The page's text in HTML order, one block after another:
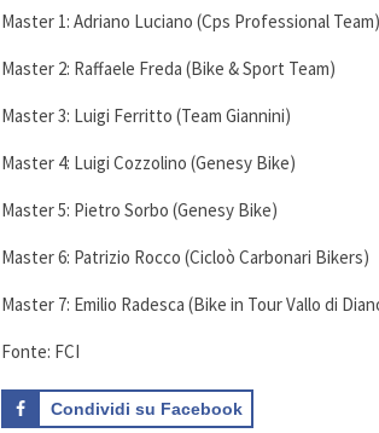
Master 1: Adriano Luciano (Cps Professional Team)
Master 2: Raffaele Freda (Bike & Sport Team)
Master 3: Luigi Ferritto (Team Giannini)
Master 4: Luigi Cozzolino (Genesy Bike)
Master 5: Pietro Sorbo (Genesy Bike)
Master 6: Patrizio Rocco (Cicloò Carbonari Bikers)
Master 7: Emilio Radesca (Bike in Tour Vallo di
Fonte: FCI
Condividi su Facebook